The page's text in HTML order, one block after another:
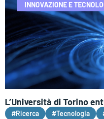
INNOVAZIONE E
L’Università di Torino
#Ricerca #Tecnologia